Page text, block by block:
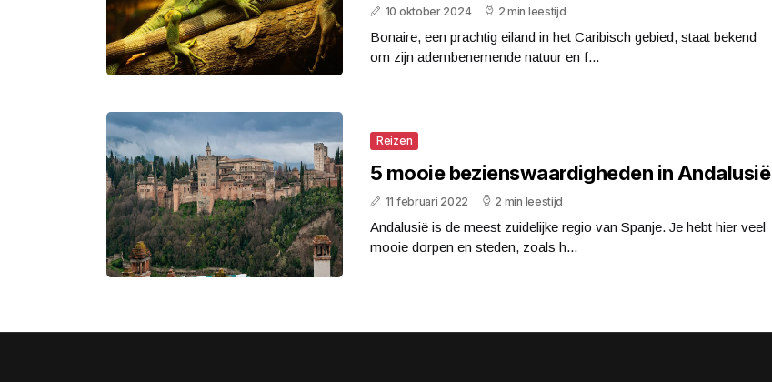
10 oktober 2024 2 min leestijd
Bonaire, een prachtig eiland in het Caribisch gebied, staat bekend
om zijn adembenemende natuur en f...
Reizen
5 mooie bezienswaardigheden in Andalusië
11 februari 2022 2 min leestijd
Andalusië is de meest zuidelijke regio van Spanje. Je hebt hier veel
mooie dorpen en steden, zoals h...